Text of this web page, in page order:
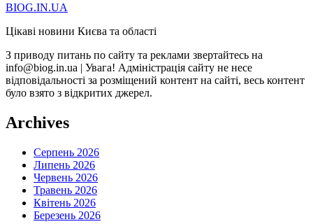
BIOG.IN.UA
Цікаві новини Києва та області
З приводу питань по сайту та реклами звертайтесь на
info@biog.in.ua | Увага! Адміністрація сайту не несе
відповідальності за розміщений контент на сайті, весь контент
було взято з відкритих джерел.
Archives
Серпень 2026
Липень 2026
Червень 2026
Травень 2026
Квітень 2026
Березень 2026